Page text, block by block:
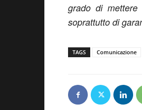
grado di
soprattutto di
TAGS Comunicazione